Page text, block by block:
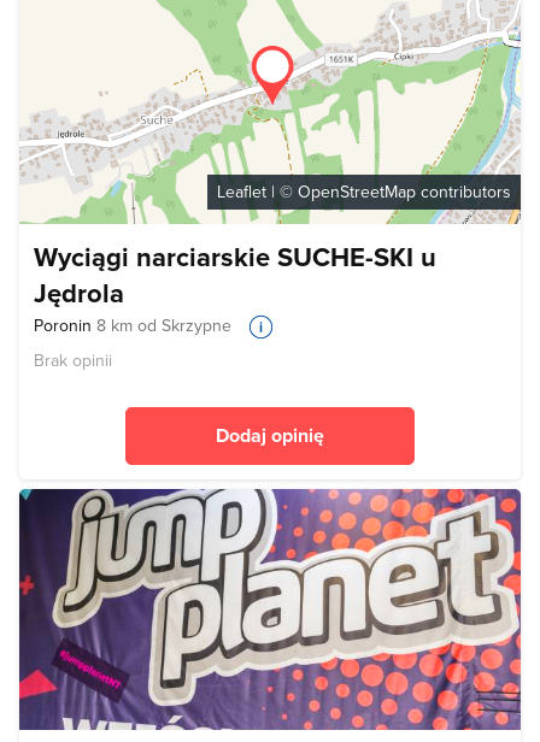
Leaflet | © OpenStreetMap contributors
Wyciągi narciarskie SUCHE-SKI u
Jędrola
Poronin 8 km od Skrzypne
Brak opinii
Dodaj opinię